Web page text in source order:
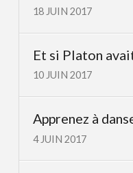
18 JUIN 2017
Et si Platon
10 JUIN 2017
Apprenez à
4 JUIN 2017